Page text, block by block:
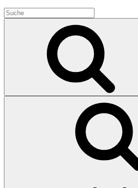
Search
for: